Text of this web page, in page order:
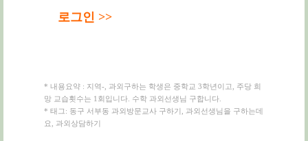
로그인 >>
* 내용요약 : 지역-, 과외구하는 학생은 중학교 3학년이고, 주당 희
망 교습횟수는 1회입니다. 수학 과외선생님 구합니다.
* 태그: 동구 서부동 과외방문교사 구하기, 과외선생님을 구하는데
요, 과외상담하기